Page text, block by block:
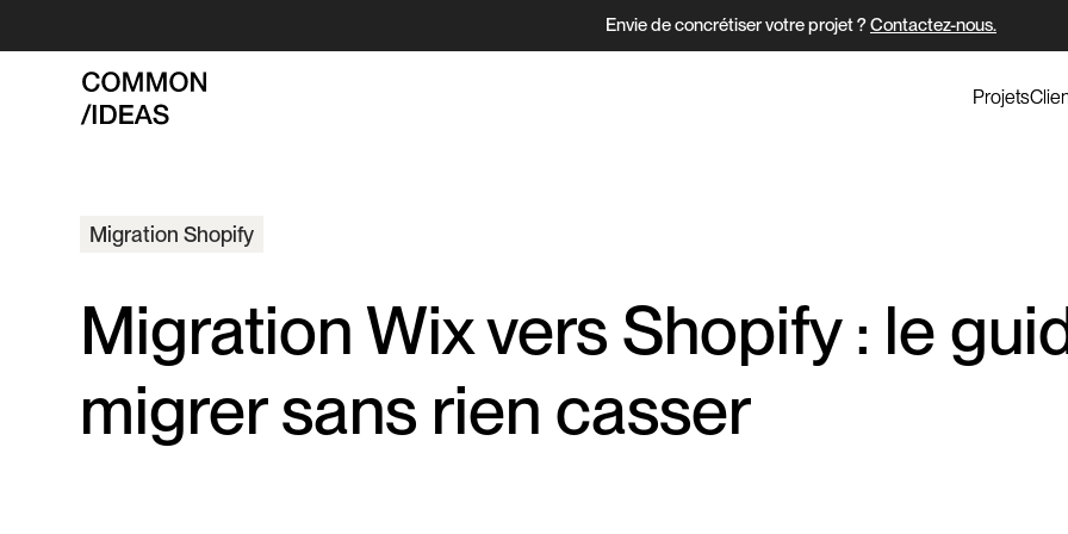
Envie de concrétiser votre projet ?Contactez-nous.
Projets
Projets
Migration Shopify
Migration Wix vers Shopify : le
migrer sans rien casser